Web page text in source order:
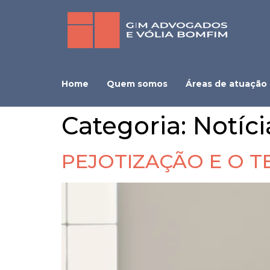
Home Quem somos Áreas de atuação
Categoria:
PEJOTIZAÇÃO E O